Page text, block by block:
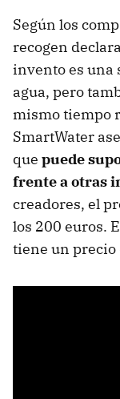
Según los
recogen
invento es una
agua, pero
mismo tiempo
SmartWater
que puede
frente a otras
creadores, el
los 200 euros.
tiene un precio